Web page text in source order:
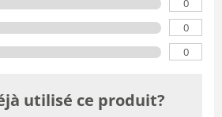
0
0
utilisé ce produit?